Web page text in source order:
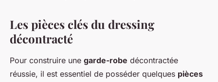
Les pièces clés du dressing
décontracté
Pour construire une garde-robe décontractée
réussie, il est essentiel de posséder quelques pièces